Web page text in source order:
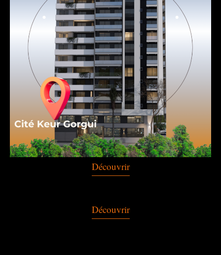
Découvrir
Découvrir